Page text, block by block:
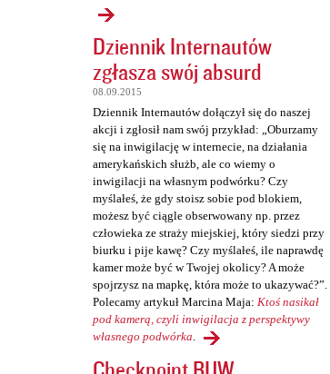
Dziennik Internautów
zgłasza swój absurd
08.09.2015
Dziennik Internautów dołączył się do naszej
akcji i zgłosił nam swój przykład: „Oburzamy
się na inwigilację w internecie, na działania
amerykańskich służb, ale co wiemy o
inwigilacji na własnym podwórku? Czy
myślałeś, że gdy stoisz sobie pod blokiem,
możesz być ciągle obserwowany np. przez
człowieka ze straży miejskiej, który siedzi przy
biurku i pije kawę? Czy myślałeś, ile naprawdę
kamer może być w Twojej okolicy? A może
spojrzysz na mapkę, która może to ukazywać?”.
Polecamy artykuł Marcina Maja: Ktoś nasikał
pod kamerą, czyli inwigilacja z perspektywy
własnego podwórka.